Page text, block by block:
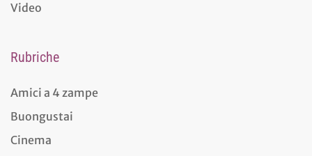
Video
Rubriche
Amici a 4 zampe
Buongustai
Cinema